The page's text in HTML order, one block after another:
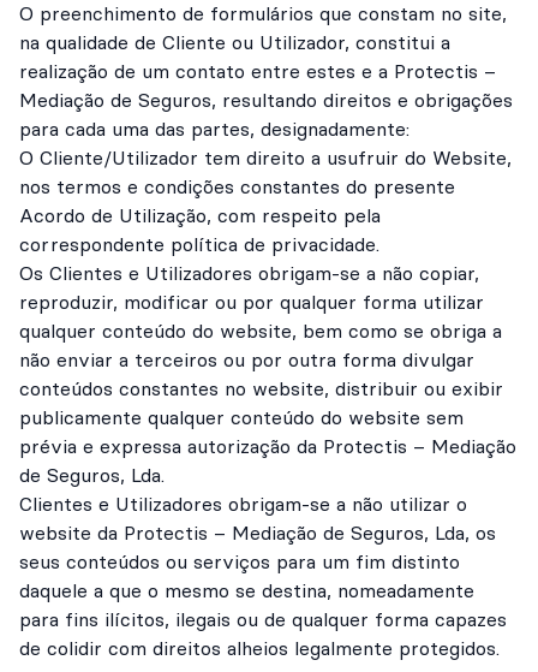
O preenchimento de formulários que constam no site,
na qualidade de Cliente ou Utilizador, constitui a
realização de um contato entre estes e a Protectis –
Mediação de Seguros, resultando direitos e obrigações
para cada uma das partes, designadamente:
O Cliente/Utilizador tem direito a usufruir do Website,
nos termos e condições constantes do presente
Acordo de Utilização, com respeito pela
correspondente política de privacidade.
Os Clientes e Utilizadores obrigam-se a não copiar,
reproduzir, modificar ou por qualquer forma utilizar
qualquer conteúdo do website, bem como se obriga a
não enviar a terceiros ou por outra forma divulgar
conteúdos constantes no website, distribuir ou exibir
publicamente qualquer conteúdo do website sem
prévia e expressa autorização da Protectis – Mediação
de Seguros, Lda.
Clientes e Utilizadores obrigam-se a não utilizar o
website da Protectis – Mediação de Seguros, Lda, os
seus conteúdos ou serviços para um fim distinto
daquele a que o mesmo se destina, nomeadamente
para fins ilícitos, ilegais ou de qualquer forma capazes
de colidir com direitos alheios legalmente protegidos.